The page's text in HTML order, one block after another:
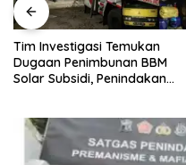
Pani Gold Mine Ajak Pelajar
Marisa Jaga Kelestarian
Lingkungan